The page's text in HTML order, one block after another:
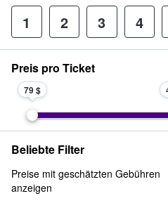
1 2 3 4
Preis pro Ticket
79 $
Beliebte Filter
Preise mit geschätzten Gebühren
anzeigen